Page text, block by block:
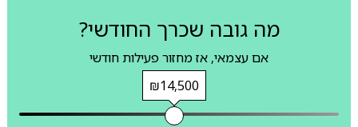
מה גובה שכרך החודשי?
אם עצמאי, אז מחזור פעילות חודשי
₪14,500